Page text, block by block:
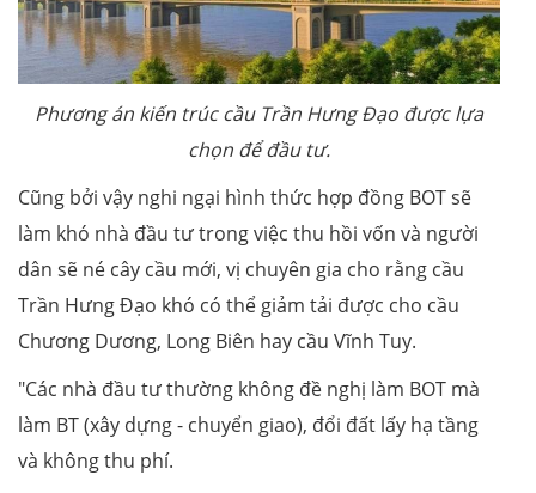
Phương án kiến trúc cầu Trần Hưng Đạo được lựa
chọn để đầu tư.
Cũng bởi vậy nghi ngại hình thức hợp đồng BOT sẽ
làm khó nhà đầu tư trong việc thu hồi vốn và người
dân sẽ né cây cầu mới, vị chuyên gia cho rằng cầu
Trần Hưng Đạo khó có thể giảm tải được cho cầu
Chương Dương, Long Biên hay cầu Vĩnh Tuy.
"Các nhà đầu tư thường không đề nghị làm BOT mà
làm BT (xây dựng - chuyển giao), đổi đất lấy hạ tầng
và không thu phí.